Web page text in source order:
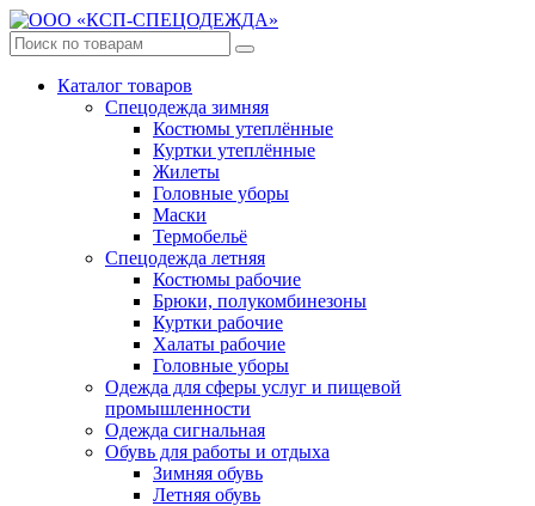
Каталог товаров
Спецодежда зимняя
Костюмы утеплённые
Куртки утеплённые
Жилеты
Головные уборы
Маски
Термобельё
Спецодежда летняя
Костюмы рабочие
Брюки, полукомбинезоны
Куртки рабочие
Халаты рабочие
Головные уборы
Одежда для сферы услуг и пищевой
промышленности
Одежда сигнальная
Обувь для работы и отдыха
Зимняя обувь
Летняя обувь